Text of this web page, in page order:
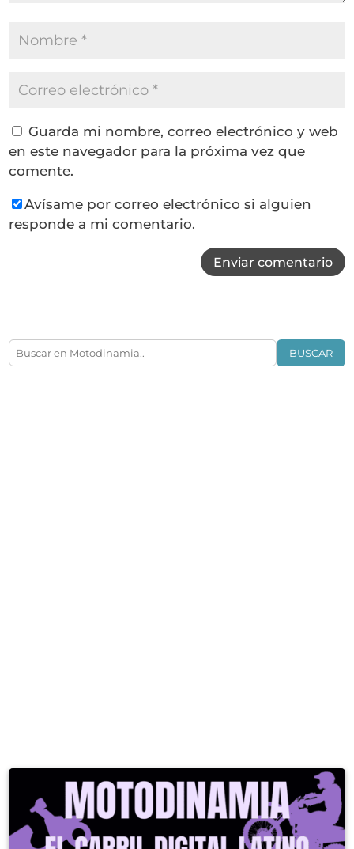
Guarda mi nombre, correo electrónico y web
en este navegador para la próxima vez que
comente.
Avísame por correo electrónico si alguien
responde a mi comentario.
Enviar comentario
BUSCAR